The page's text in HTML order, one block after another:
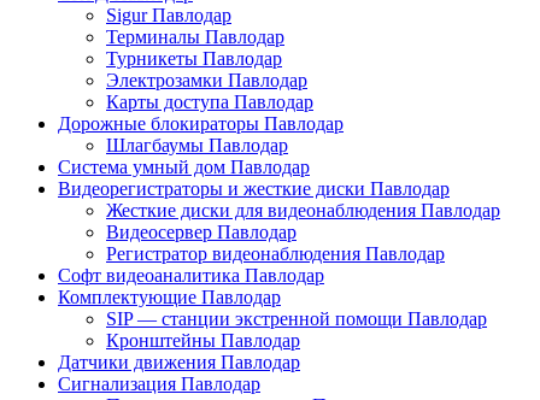
Sigur Павлодар
Терминалы Павлодар
Турникеты Павлодар
Электрозамки Павлодар
Карты доступа Павлодар
Дорожные блокираторы Павлодар
Шлагбаумы Павлодар
Система умный дом Павлодар
Видеорегистраторы и жесткие диски Павлодар
Жесткие диски для видеонаблюдения Павлодар
Видеосервер Павлодар
Регистратор видеонаблюдения Павлодар
Софт видеоаналитика Павлодар
Комплектующие Павлодар
SIP — станции экстренной помощи Павлодар
Кронштейны Павлодар
Датчики движения Павлодар
Сигнализация Павлодар